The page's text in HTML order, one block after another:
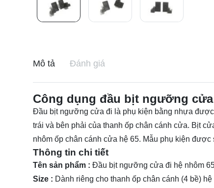
Mô tả Đánh giá
Công dụng đầu bịt ngưỡng
Đầu bịt ngưỡng cửa đi là phụ kiện bằng nhựa
trái và bên phải của thanh ốp chân cánh cửa. Bịt
nhôm ốp chân cánh cửa hệ 65. Mẫu phụ kiện
Thông tin chi tiết
Tên sản phẩm : Đầu bịt ngưỡng cửa đi hệ nhôm
Size : Dành riêng cho thanh ốp chân cánh (4 bề) hệ